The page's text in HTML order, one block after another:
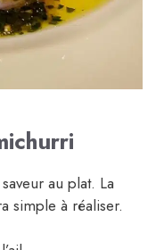
au plat. La
simple à réaliser.